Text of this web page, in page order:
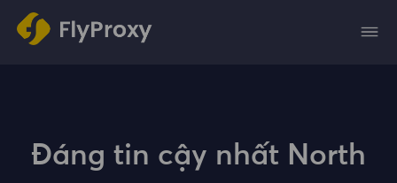
Đáng tin cậy nhất North